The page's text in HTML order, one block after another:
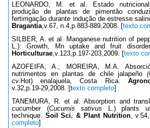
LEONARDO, M. et al. Estado
produção de plantas de pimentão
fertirrigação durante indução de estresse
Bragantia,v.67, n.4,p.883-889,2008. [ texto
SILBER, A. et al. Manganese nutrition of
L.): Growth, Mn uptake and fruit
Horticulturae,v.123,p.197-203,2009. [ texto
AZOFEIFA, A.; MOREIRA, M.A.
nutrimentos en plantas de chile jalapeño
cv.Hot) enalajuela, Costa Rica.
v.32,p.19-29,2008. [texto completo
TANEMURA, R. et al. Absorption and
cucumber (Cucumis sativus L.) plants
technique. Soil Sci. & Plant Nutrition,
completo